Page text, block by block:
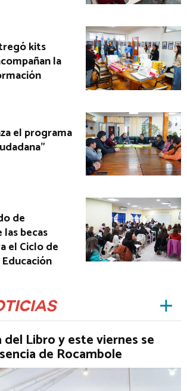
kits
la
el programa
de
becas
el Ciclo de
del Libro y este viernes se
de Rocambole